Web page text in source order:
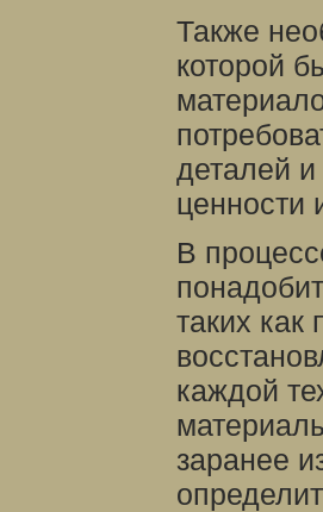
Также
которой
деталей и
ценности
В
таких как
каждой
заранее